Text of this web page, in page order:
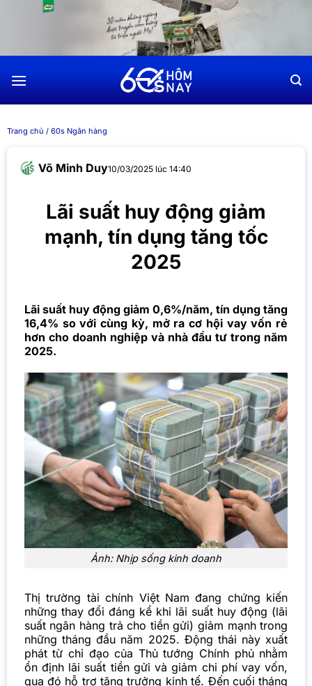
dung
Trang chủ / 60s Ngân hàng
Võ Minh Duy10/03/2025 lúc 14:40
Lãi suất huy động giảm
mạnh, tín dụng tăng tốc
2025
Lãi suất huy động giảm 0,6%/năm, tín dụng tăng
16,4% so với cùng kỳ, mở ra cơ hội vay vốn rẻ
hơn cho doanh nghiệp và nhà đầu tư trong năm
2025.
Ảnh: Nhịp sống kinh doanh
Thị trường tài chính Việt Nam đang chứng kiến
những thay đổi đáng kể khi lãi suất huy động (lãi
suất ngân hàng trả cho tiền gửi) giảm mạnh trong
những tháng đầu năm 2025. Động thái này xuất
phát từ chỉ đạo của Thủ tướng Chính phủ nhằm
ổn định lãi suất tiền gửi và giảm chi phí vay vốn,
qua đó hỗ trợ tăng trưởng kinh tế. Đến cuối tháng